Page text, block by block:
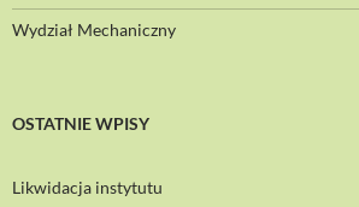
Wydział Mechaniczny
OSTATNIE WPISY
Likwidacja instytutu